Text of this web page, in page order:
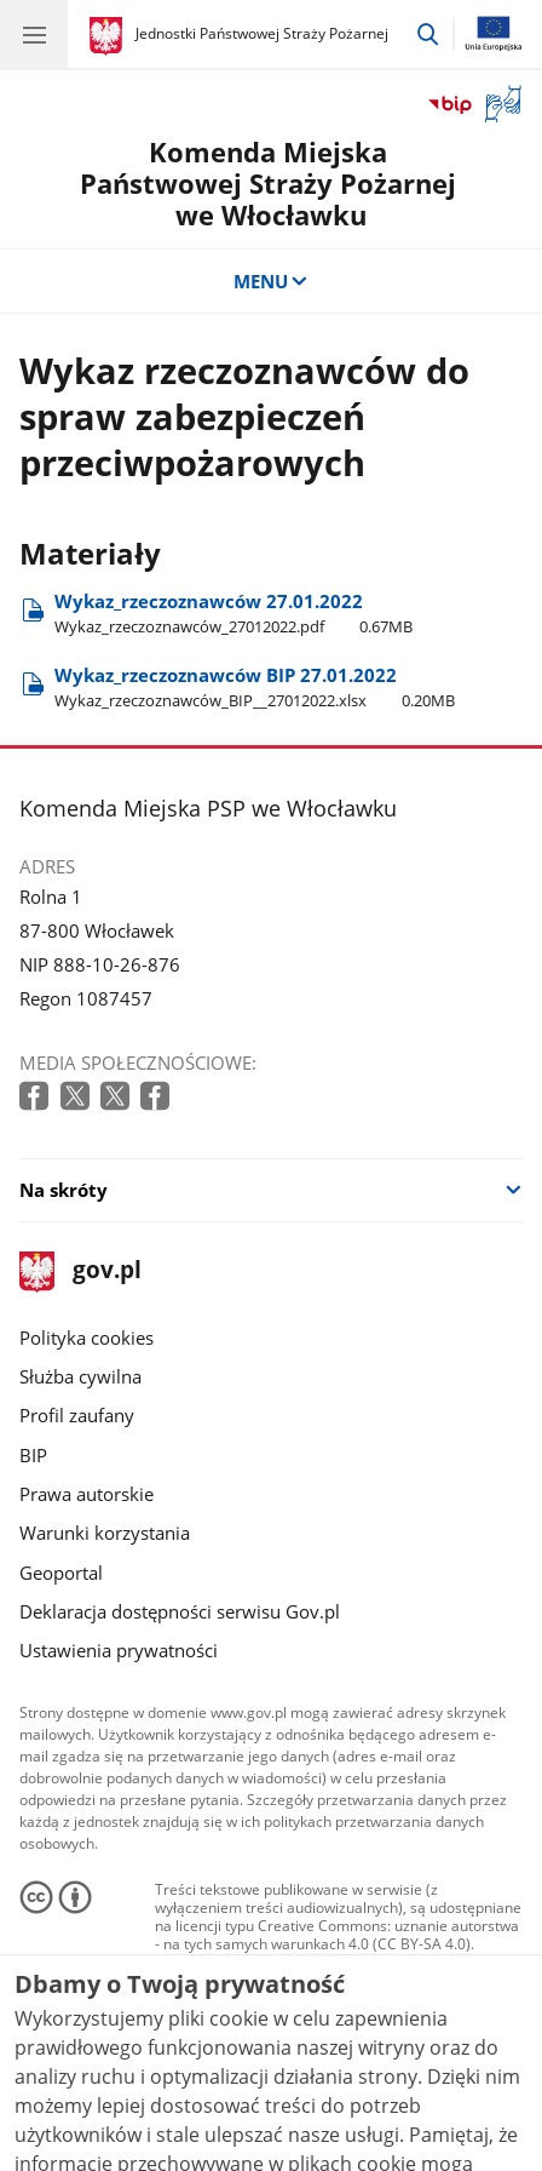
gov.pl
Jednostki Państwowej Straży Pożarnej
gov.pl
Jednostki
przejdź
okno
Komenda Miejska
Państwowej Straży Pożarnej
we Włocławku
MENU
Wykaz rzeczoznawców do
spraw zabezpieczeń
przeciwpożarowych
Materiały
Wykaz​_rzeczoznawców 27.01.2022
Wykaz​_rzeczoznawców​_27012022.pdf 0.67MB
Wykaz​_rzeczoznawców BIP 27.01.2022
Wykaz​_rzeczoznawców​_BIP​_​_27012022.xlsx 0.20MB
stopka
Komenda Miejska PSP we Włocławku
ADRES
Rolna 1
87-800 Włocławek
NIP 888-10-26-876
Regon 1087457
MEDIA SPOŁECZNOŚCIOWE:
Na skróty
stopka
gov.pl
Strona
gov.pl
gov.pl
Polityka cookies
Służba cywilna
Profil zaufany
BIP
Prawa autorskie
Warunki korzystania
Geoportal
Deklaracja dostępności serwisu Gov.pl
Ustawienia prywatności
Strony dostępne w domenie www.gov.pl mogą zawierać adresy skrzynek
mailowych. Użytkownik korzystający z odnośnika będącego adresem e-
mail zgadza się na przetwarzanie jego danych (adres e-mail oraz
dobrowolnie podanych danych w wiadomości) w celu przesłania
odpowiedzi na przesłane pytania. Szczegóły przetwarzania danych przez
każdą z jednostek znajdują się w ich politykach przetwarzania danych
osobowych.
Treści tekstowe publikowane w serwisie (z
wyłączeniem treści audiowizualnych), są udostępniane
na licencji typu Creative Commons: uznanie autorstwa
- na tych samych warunkach 4.0 (CC BY-SA 4.0).
Materiały audiowizualne, w tym zdjęcia, materiały
audio i wideo, są udostępniane na licencji typu
Creative Commons: uznanie autorstwa użycie
niekomercyjne - bez utworów zależnych 4.0 (CC BY-
NC-ND 4.0), o ile nie jest to stwierdzone inaczej.
Dbamy o Twoją prywatność
Wykorzystujemy pliki cookie w celu zapewnienia
prawidłowego funkcjonowania naszej witryny oraz do
analizy ruchu i optymalizacji działania strony. Dzięki nim
możemy lepiej dostosować treści do potrzeb
użytkowników i stale ulepszać nasze usługi. Pamiętaj, że
informacje przechowywane w plikach cookie mogą